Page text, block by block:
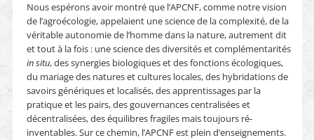
Nous espérons avoir montré que l’APCNF, comme notre vision
de l’agroécologie, appelaient une science de la complexité, de la
véritable autonomie de l’homme dans la nature, autrement dit
et tout à la fois : une science des diversités et complémentarités
in situ, des synergies biologiques et des fonctions écologiques,
du mariage des natures et cultures locales, des hybridations de
savoirs génériques et localisés, des apprentissages par la
pratique et les pairs, des gouvernances centralisées et
décentralisées, des équilibres fragiles mais toujours ré-
inventables. Sur ce chemin, l’APCNF est plein d’enseignements.